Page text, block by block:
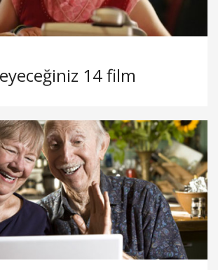
14 film